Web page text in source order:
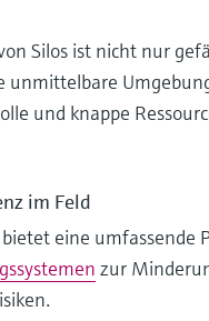
Silos ist nicht nur
unmittelbare
und knappe
im Feld
eine umfassende
zur